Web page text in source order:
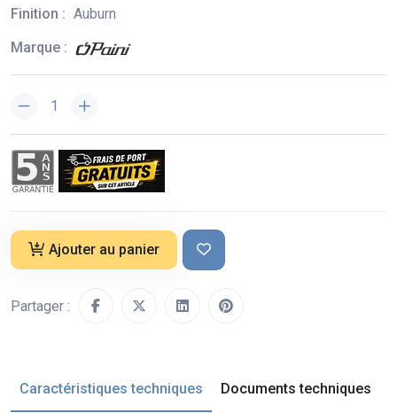
Finition : Auburn
Marque :
Ajouter au panier
Partager :
Caractéristiques techniques Documents techniques